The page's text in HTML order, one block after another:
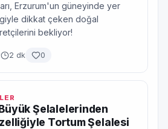
Erzurum'un güneyinde yer
dikkat çeken doğal
bekliyor!
2 dk 0
Şelalelerinden
Tortum Şelalesi